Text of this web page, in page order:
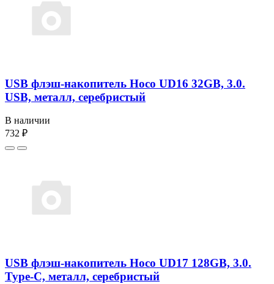
USB флэш-накопитель Hoco UD16 32GB, 3.0.
USB, металл, серебристый
В наличии
732 ₽
USB флэш-накопитель Hoco UD17 128GB, 3.0.
Type-C, металл, серебристый